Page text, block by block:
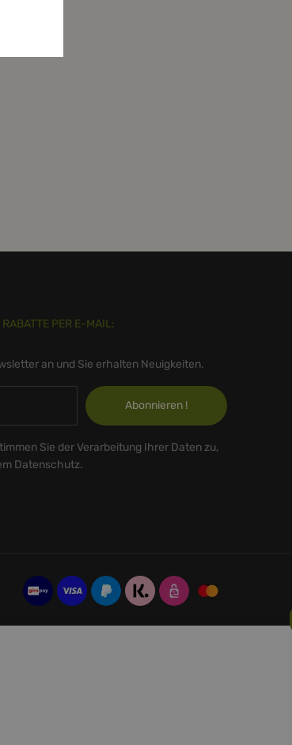
PER E-MAIL:
an und Sie erhalten Neuigkeiten.
Abonnieren !
Sie der Verarbeitung Ihrer Daten zu,
Datenschutz.